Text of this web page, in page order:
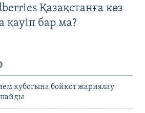
Қазақстанға көз
қауіп бар ма?
кубогына бойкот жариялау